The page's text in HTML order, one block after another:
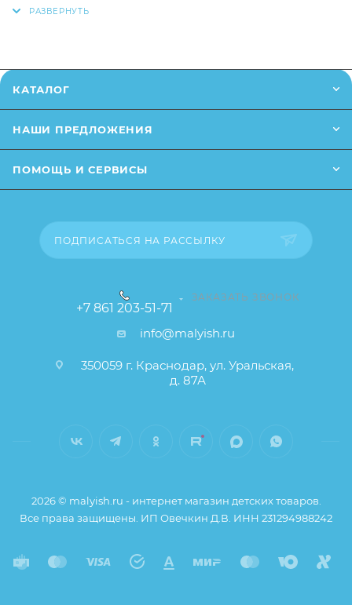
КАТАЛОГ
НАШИ ПРЕДЛОЖЕНИЯ
ПОМОЩЬ И СЕРВИСЫ
ПОДПИСАТЬСЯ НА РАССЫЛКУ
+7 861 203-51-71
ЗАКАЗАТЬ ЗВОНОК
info@malyish.ru
350059 г. Краснодар, ул. Уральская,
д. 87А
2026 © malyish.ru - интернет магазин детских товаров.
Все права защищены. ИП Овечкин Д.В. ИНН 231294988242